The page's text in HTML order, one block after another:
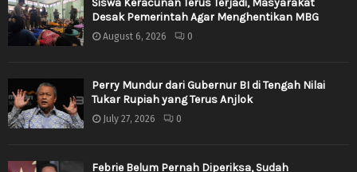
Desak Pemerintah Agar Menghentikan MBG
August 6, 2026 0
Perry Mundur dari Gubernur BI di Tengah Nilai
Tukar Rupiah yang Terus Anjlok
July 27, 2026 0
Febrie Belum Pernah Diperiksa, Sudah